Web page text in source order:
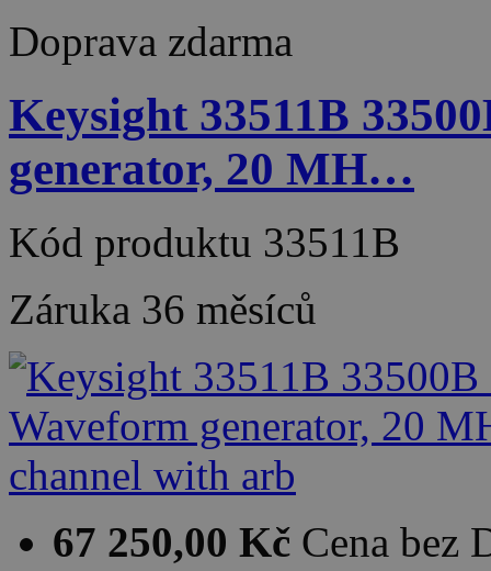
Doprava zdarma
Keysight 33511B
generator, 20 MH…
Kód produktu 33511B
Záruka 36 měsíců
67 250,00 Kč Cena bez